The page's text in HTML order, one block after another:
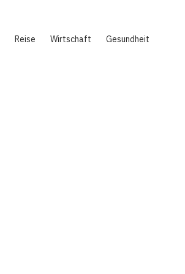
Reise Wirtschaft Gesundheit